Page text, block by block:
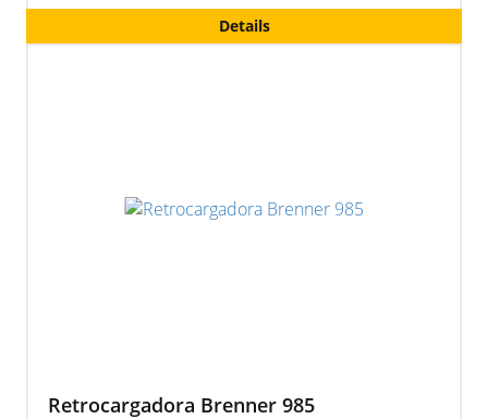
Details
Retrocargadora Brenner 985